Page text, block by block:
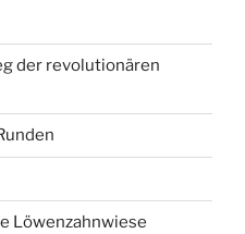
der revolutionären
Löwenzahnwiese